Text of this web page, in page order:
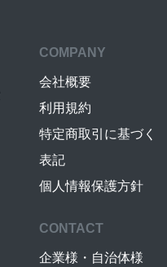
COMPANY
会社概要
利用規約
特定商取引に基づく
表記
個人情報保護方針
CONTACT
企業様・自治体様